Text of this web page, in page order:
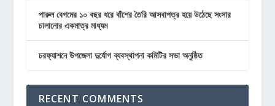
পারুল বেগমের ১০ বছর ধরে বাঁশের তৈরি আসবাপত্র হয়ে উঠেছে সংসার
চালানোর একমাত্র মাধ্যম
চরফ্যাশনে উপজেলা দুর্যোগ ব্যবস্থাপনা কমিটির সভা অনুষ্ঠিত
RECENT COMMENTS